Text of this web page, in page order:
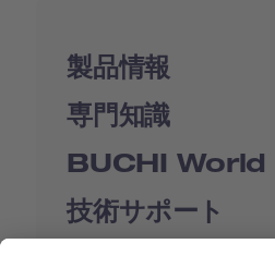
製品情報
専門知識
BUCHI World
技術サポート